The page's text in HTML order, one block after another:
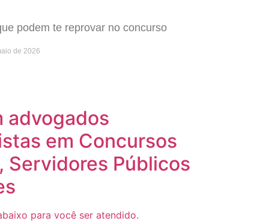
podem te reprovar no concurso
de 2026
advogados
em Concursos
Servidores Públicos
para você ser atendido.